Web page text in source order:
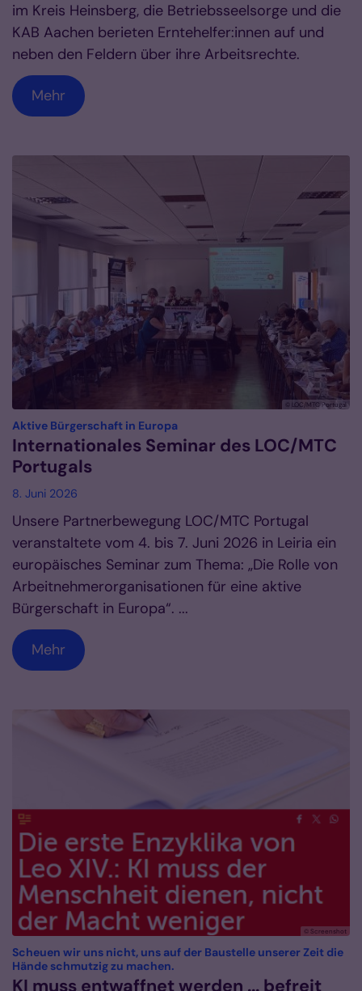
im Kreis Heinsberg, die Betriebsseelsorge und die
KAB Aachen berieten Erntehelfer:innen auf und
neben den Feldern über ihre Arbeitsrechte.
Mehr
© LOC/MTC Portugal
Aktive Bürgerschaft in Europa:
Internationales Seminar des LOC/MTC
Portugals
8. Juni 2026
Unsere Partnerbewegung LOC/MTC Portugal
veranstaltete vom 4. bis 7. Juni 2026 in Leiria ein
europäisches Seminar zum Thema: „Die Rolle von
Arbeitnehmerorganisationen für eine aktive
Bürgerschaft in Europa“. ...
Mehr
© Screenshot
Scheuen wir uns nicht, uns auf der Baustelle unserer Zeit die
Hände schmutzig zu machen.